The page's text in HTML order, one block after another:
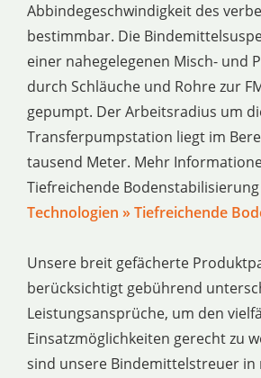
Abbindegeschwindigkeit des
bestimmbar. Die
einer nahegelegenen Misch- und
durch Schläuche und Rohre zur
gepumpt. Der Arbeitsradius um
Transferpumpstation liegt im
tausend Meter. Mehr
Tiefreichende
Technologien » Tiefreichende
Unsere breit gefächerte
berücksichtigt gebührend
Leistungsansprüche, um den
Einsatzmöglichkeiten gerecht zu
sind unsere Bindemittelstreuer in